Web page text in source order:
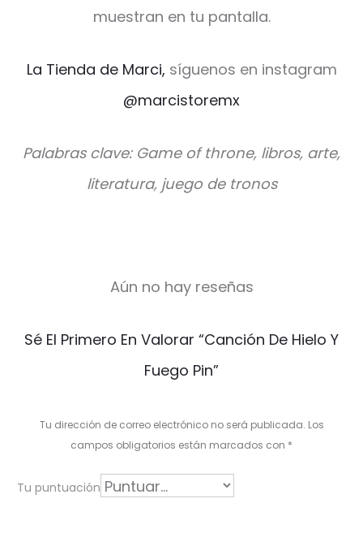
muestran en tu pantalla.
La Tienda de Marci, síguenos en instagram
@marcistoremx
Palabras clave: Game of throne, libros, arte,
literatura, juego de tronos
V
a
c
Aún no hay reseñas
Sé El Primero En Valorar “Canción De Hielo Y
Fuego Pin”
Tu dirección de correo electrónico no será publicada. Los
campos obligatorios están marcados con *
Tu puntuación